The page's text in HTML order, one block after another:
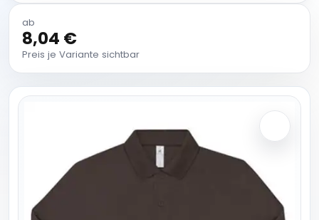
ab
8,04 €
Preis je Variante sichtbar